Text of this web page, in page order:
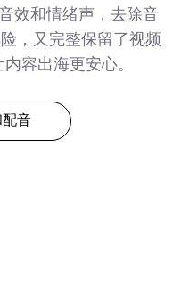
效和情绪声，去除音
，又完整保留了视频
容出海更安心。
音